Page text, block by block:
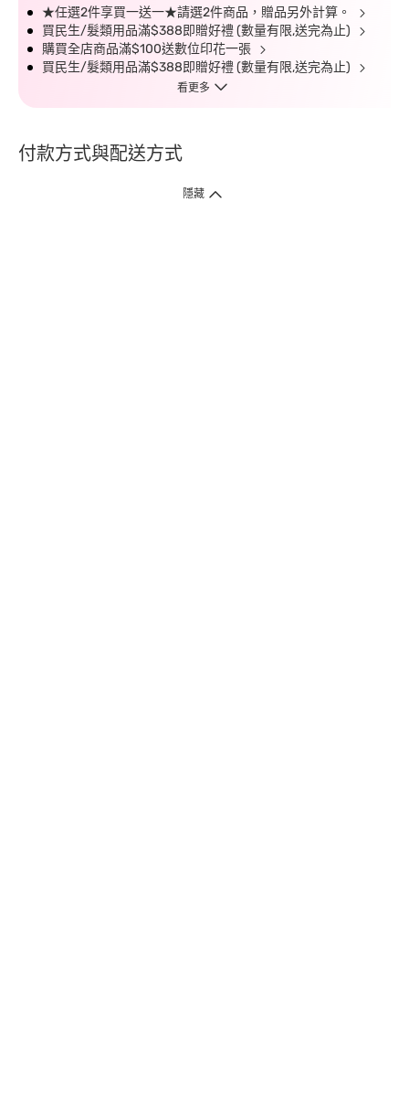
★任選2件享買一送一★請選2件商品，贈品另外計算。
買民生/髮類用品滿$388即贈好禮 (數量有限,送完為止)
購買全店商品滿$100送數位印花一張
買民生/髮類用品滿$388即贈好禮 (數量有限,送完為止)
看更多
付款方式與配送方式
隱藏